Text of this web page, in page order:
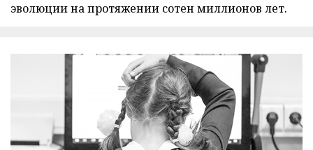
эволюции на протяжении сотен миллионов лет.